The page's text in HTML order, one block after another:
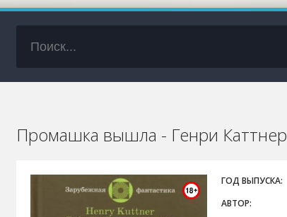
Промашка вышла - Генри Каттнер
ГОД ВЫПУСКА:
АВТОР: